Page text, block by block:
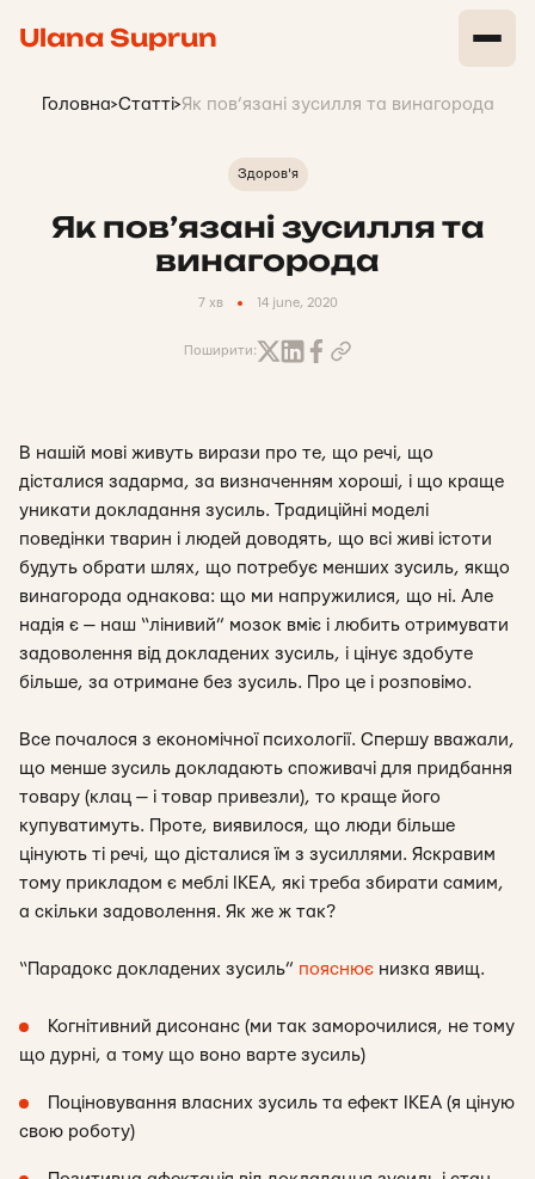
Ulana Suprun
Головна>Статті>Як пов’язані зусилля та винагорода
Здоров'я
Як пов’язані зусилля та
винагорода
7 хв 14 june, 2020
Поширити:
В нашій мові живуть вирази про те, що речі, що
дісталися задарма, за визначенням хороші, і що краще
уникати докладання зусиль. Традиційні моделі
поведінки тварин і людей доводять, що всі живі істоти
будуть обрати шлях, що потребує менших зусиль, якщо
винагорода однакова: що ми напружилися, що ні. Але
надія є — наш “лінивий” мозок вміє і любить отримувати
задоволення від докладених зусиль, і цінує здобуте
більше, за отримане без зусиль. Про це і розповімо.
Все почалося з економічної психології. Спершу вважали,
що менше зусиль докладають споживачі для придбання
товару (клац — і товар привезли), то краще його
купуватимуть. Проте, виявилося, що люди більше
цінують ті речі, що дісталися їм з зусиллями. Яскравим
тому прикладом є меблі ІКЕА, які треба збирати самим,
а скільки задоволення. Як же ж так?
“Парадокс докладених зусиль” пояснює низка явищ.
Когнітивний дисонанс (ми так заморочилися, не тому
що дурні, а тому що воно варте зусиль)
Поціновування власних зусиль та ефект ІКЕА (я ціную
свою роботу)